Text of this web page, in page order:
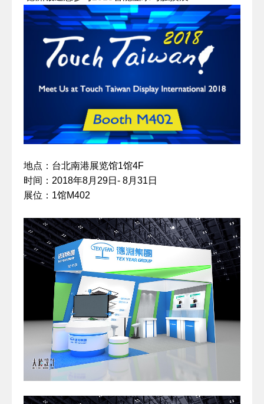
地点：台北南港展览馆1馆4F
时间：2018年8月29日- 8月31日
展位：1馆M402